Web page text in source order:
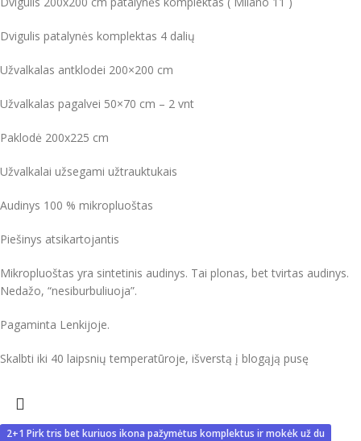
Dvigulis patalynės komplektas 4 dalių
Užvalkalas antklodei 200×200 cm
Užvalkalas pagalvei 50×70 cm – 2 vnt
Paklodė 200x225 cm
Užvalkalai užsegami užtrauktukais
Audinys 100 % mikropluoštas
Piešinys atsikartojantis
Mikropluoštas yra sintetinis audinys. Tai plonas, bet tvirtas audinys.
Nedažo, “nesiburbuliuoja”.
Pagaminta Lenkijoje.
Skalbti iki 40 laipsnių temperatūroje, išverstą į blogąją pusę
2+1 Pirk tris bet kuriuos ikona pažymėtus komplektus ir mokėk už du